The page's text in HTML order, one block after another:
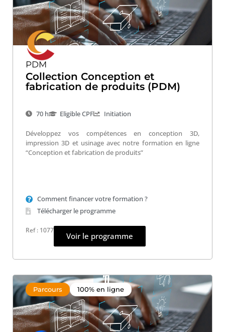
PDM
Collection Conception et
fabrication de produits (PDM)
70 h Eligible CPF Initiation
Développez vos compétences en conception 3D,
impression 3D et usinage avec notre formation en ligne
“Conception et fabrication de produits”
Comment financer votre formation ?
Télécharger le programme
Ref : 1077
Voir le programme
Parcours 100% en ligne